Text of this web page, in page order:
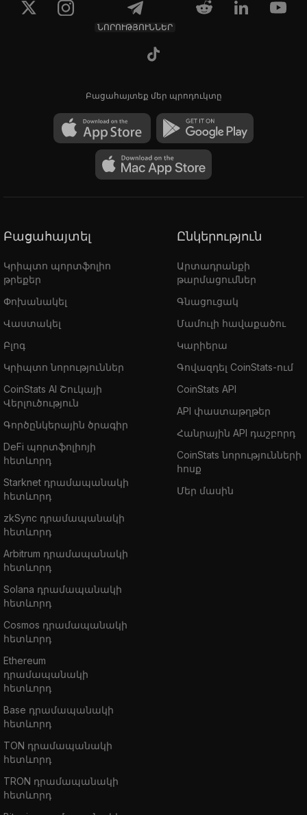
ՆՈՐՈՒԹՅՈՒՆՆԵՐ
Բացահայտեք մեր պրոդուկտը
Բացահայտել
Կրիպտո պորտֆոլիո
թրեքեր
Փոխանակել
Վաստակել
Բլոգ
Կրիպտո նորություններ
CoinStats AI Շուկայի
Վերլուծություն
Գործընկերային ծրագիր
DeFi պորտֆոլիոյի
հետևորդ
Starknet դրամապանակի
հետևորդ
zkSync դրամապանակի
հետևորդ
Arbitrum դրամապանակի
հետևորդ
Solana դրամապանակի
հետևորդ
Cosmos դրամապանակի
հետևորդ
Ethereum
դրամապանակի
հետևորդ
Base դրամապանակի
հետևորդ
TON դրամապանակի
հետևորդ
TRON դրամապանակի
հետևորդ
Ընկերություն
Արտադրանքի
թարմացումներ
Գնացուցակ
Մամուլի հավաքածու
Կարիերա
Գովազդել CoinStats-ում
CoinStats API
API փաստաթղթեր
Հանրային API դաշբորդ
CoinStats նորությունների
հոսք
Մեր մասին